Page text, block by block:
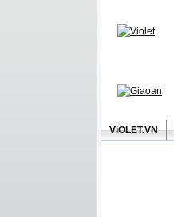
ViOLET.VN